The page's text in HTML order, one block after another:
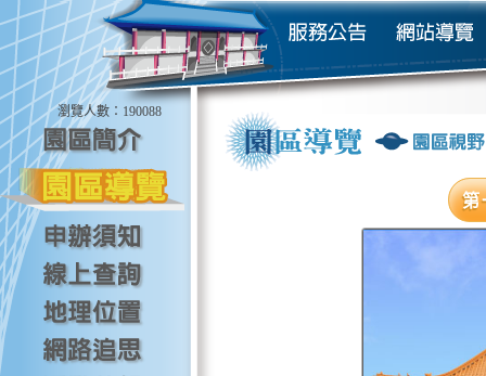
瀏覽人數： 190088
第